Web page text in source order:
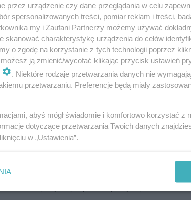
lub dalej rozpowszechniany w jakikolwiek sposób (w tym
praw. Jakiekolwiek użycie lub wykorzystanie utworów
zabronione pod groźbą kary i może być ścigane prawnie.
przez urządzenie czy dane przeglądania w celu
spersonalizowanych treści, pomiar reklam i treści,
my i Zaufani Partnerzy możemy używać
skanować charakterystykę urządzenia do celów
o zgodę na korzystanie z tych technologii poprzez
ją zmienić/wycofać klikając przycisk ustawień
. Niektóre rodzaje przetwarzania danych nie
przetwarzaniu. Preferencje będą miały
abyś mógł świadomie i komfortowo korzystać z
dotyczące przetwarzania Twoich danych
w „Ustawienia”.